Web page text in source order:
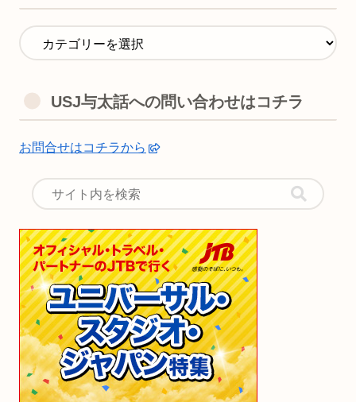
USJ与太話への問い合わせはコチラ
お問合せはコチラから